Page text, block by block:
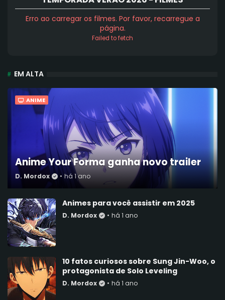
Erro ao carregar os filmes. Por favor, recarregue a
página.
Failed to fetch
EM ALTA
ANIME
Anime Your Forma ganha novo trailer
D. Mordox • há 1 ano
Animes para você assistir em 2025
D. Mordox • há 1 ano
10 fatos curiosos sobre Sung Jin-Woo, o
protagonista de Solo Leveling
D. Mordox • há 1 ano